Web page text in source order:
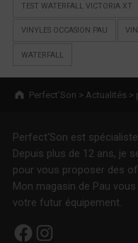
TEST WATERFALL VICTORIA XT
VINYLES OCCASION PAU
WATERFALL
Breadcrumbs navigation
Perfect’Son > Actualités >
Perfect'Son est
Depuis plus de 12 ans, je
pour vous proposer des
Mon magasin de Pau
votre futur équipement.
Facebook Instagram